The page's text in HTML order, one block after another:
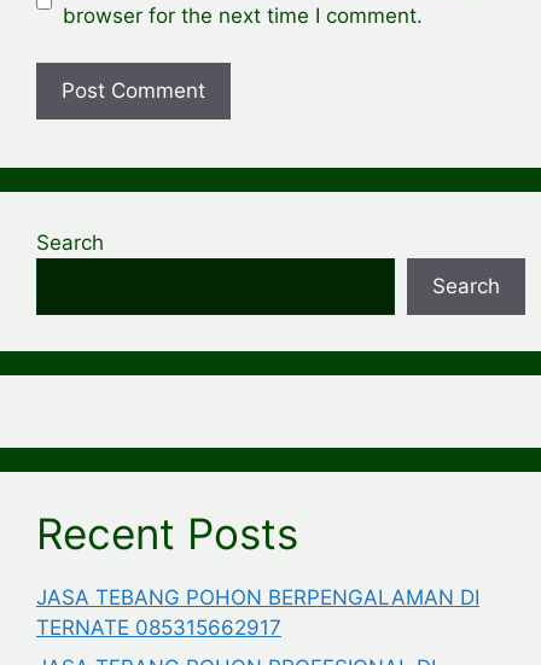
browser for the next time I comment.
Search
Search
Recent Posts
JASA TEBANG POHON BERPENGALAMAN DI
TERNATE 085315662917